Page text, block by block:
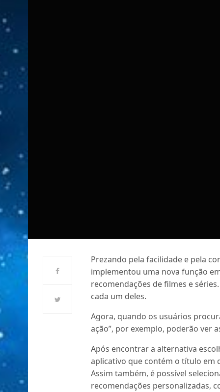
Prezando pela facilidade e pela
implementou uma nova função
recomendações de filmes e
cada um deles.
Agora, quando os usuários
ação”, por exemplo, poderão ver
Após encontrar a alternativa
aplicativo que contém o título em
Assim também, é possível
recomendações personalizadas,